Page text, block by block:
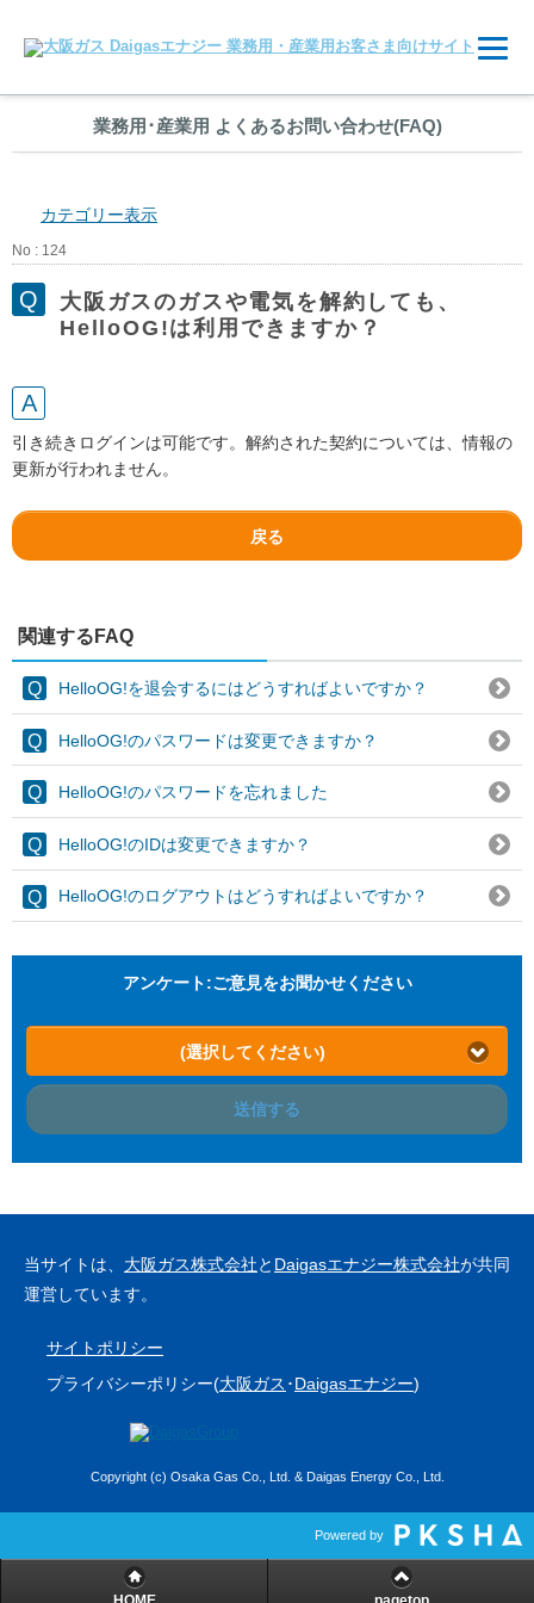
業務用 ･産業用 よくあるお問い合わせ(FAQ)
カテゴリー表示
No : 124
大阪ガスのガスや電気を解約しても、
HelloOG!は利用できますか？
引き続きログインは可能です。解約された契約については、情報の
更新が行われません。
戻る
関連するFAQ
HelloOG!を退会するにはどうすればよいですか？
HelloOG!のパスワードは変更できますか？
HelloOG!のパスワードを忘れました
HelloOG!のIDは変更できますか？
HelloOG!のログアウトはどうすればよいですか？
アンケート:ご意見をお聞かせください
(選択してください)
送信する
当サイトは、 大阪ガス株式会社と Daigasエナジー株式会社が共同
運営しています。
サイトポリシー
プライバシーポリシー(大阪ガス ･Daigasエナジー)
Copyright (c) Osaka Gas Co., Ltd. & Daigas Energy Co., Ltd.
Powered by